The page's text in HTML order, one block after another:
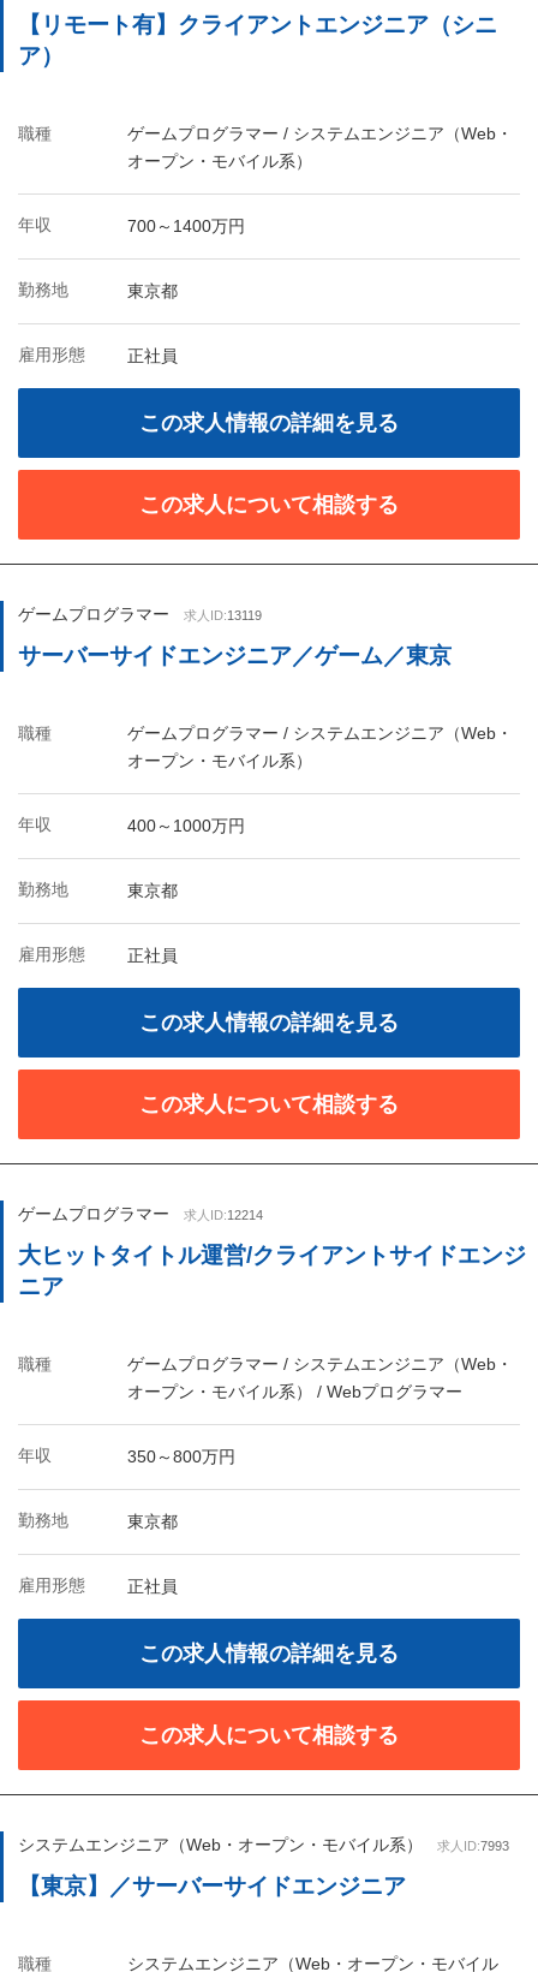
【リモート有】クライアントエンジニア（シニ
ア）
職種
ゲームプログラマー / システムエンジニア（Web・
オープン・モバイル系）
年収 700～1400万円
勤務地 東京都
雇用形態 正社員
この求人情報の詳細を見る
この求人について相談する
ゲームプログラマー 求人ID:13119
サーバーサイドエンジニア／ゲーム／東京
職種
ゲームプログラマー / システムエンジニア（Web・
オープン・モバイル系）
年収 400～1000万円
勤務地 東京都
雇用形態 正社員
この求人情報の詳細を見る
この求人について相談する
ゲームプログラマー 求人ID:12214
大ヒットタイトル運営/クライアントサイドエンジ
ニア
職種
ゲームプログラマー / システムエンジニア（Web・
オープン・モバイル系） / Webプログラマー
年収 350～800万円
勤務地 東京都
雇用形態 正社員
この求人情報の詳細を見る
この求人について相談する
システムエンジニア（Web・オープン・モバイル系） 求人ID:7993
【東京】／サーバーサイドエンジニア
職種 システムエンジニア（Web・オープン・モバイル